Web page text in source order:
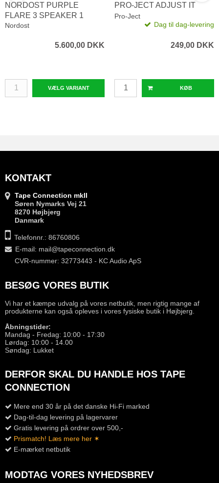
NORDOST PURPLE
FLARE 3 SPEAKER 1
METER
Nordost
5.600,00 DKK
VÆLG VARIANT
PRO-JECT ADJUST IT
Pro-Ject
Dag til dag-levering
249,00 DKK
KØB
KONTAKT
Tape Connection mkII
Søren Nymarks Vej 21
8270 Højbjerg
Danmark
Telefonnr.: 86760806
E-mail: mail@tapeconnection.dk
CVR-nummer: 32773443 - KC Audio ApS
BESØG VORES BUTIK
Vi har et kæmpe udvalg på vores netbutik, men rigtig mange af
produkterne kan også opleves i vores fysiske butik i Højbjerg.
Åbningstider:
Mandag - Fredag: 10:00 - 17:30
Lørdag: 10:00 - 14.00
Søndag: Lukket
DERFOR SKAL DU HANDLE HOS TAPE
CONNECTION
Mere end 30 år på det danske Hi-Fi marked
Dag-til-dag levering på lagervarer
Gratis levering på ordrer over 500,-
Prismatch! Læs mere her ✶
E-mærket netbutik
MODTAG VORES NYHEDSBREV